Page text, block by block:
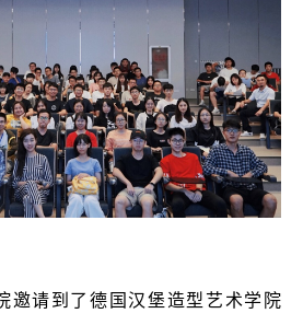
邀请到了德国汉堡造型艺术学院